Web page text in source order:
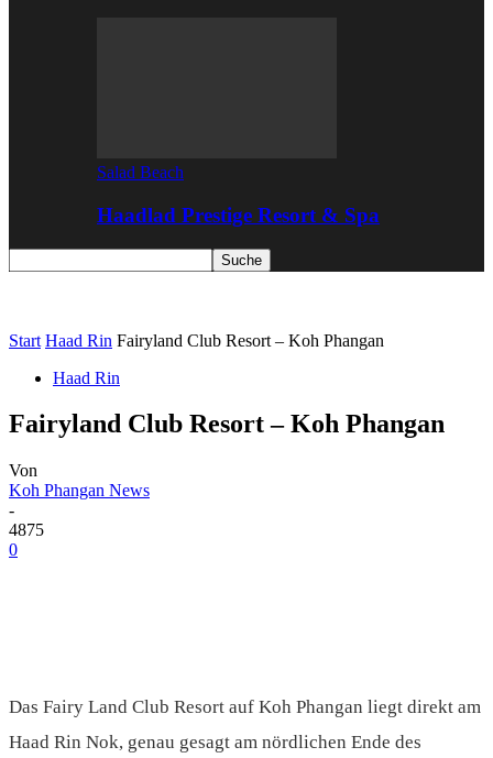
Salad Beach
Haadlad Prestige Resort & Spa
Start Haad Rin Fairyland Club Resort – Koh Phangan
Haad Rin
Fairyland Club Resort – Koh Phangan
Von
Koh Phangan News
-
4875
0
Das Fairy Land Club Resort auf Koh Phangan liegt direkt am
Haad Rin Nok, genau gesagt am nördlichen Ende des